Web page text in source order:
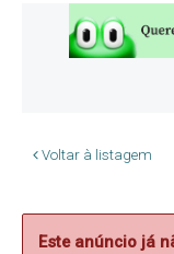
Voltar à listagem
Este anúncio já